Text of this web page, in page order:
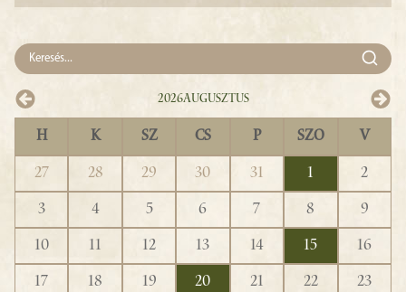
2026Augusztus
H K SZ CS P SZO V
27 28 29 30 31 1
2
3
4 5 6 7 8
9
10
11 12 13 14 15
16
17
18 19 20 21 22
23